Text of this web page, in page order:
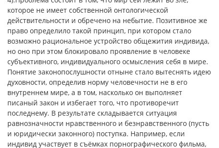
которое не имеет собственной онтологической
действительности и обречено на небытие. Позитивное же
право определило такой принцип, при котором стало
возможно рациональное устройство общежития индивида,
но оно при этом блокировало проявление в человеке
субъективного, индивидуального осмысления себя в мире.
Понятие законопослушности отныне стало вытеснять идею
духовности, определив норму человечности не в его
внутреннем мире, а в том, насколько он выполняет
писаный закон и избегает того, что противоречит
последнему. В результате складывается ситуация
равнозначности нравственного и безнравственного (пусть
и юридически законного) поступка. Например, если
индивид участвует в съёмках порнографического фильма,